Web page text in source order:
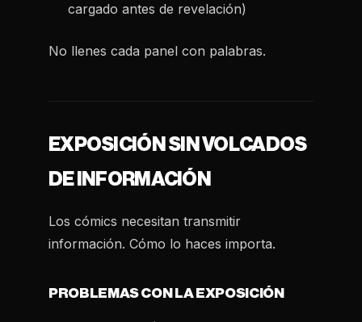
cargado antes de revelación)
No llenes cada panel con palabras.
EXPOSICIÓN SIN VOLCADOS
DE INFORMACIÓN
Los cómics necesitan transmitir
información. Cómo lo haces importa.
PROBLEMAS CON LA EXPOSICIÓN